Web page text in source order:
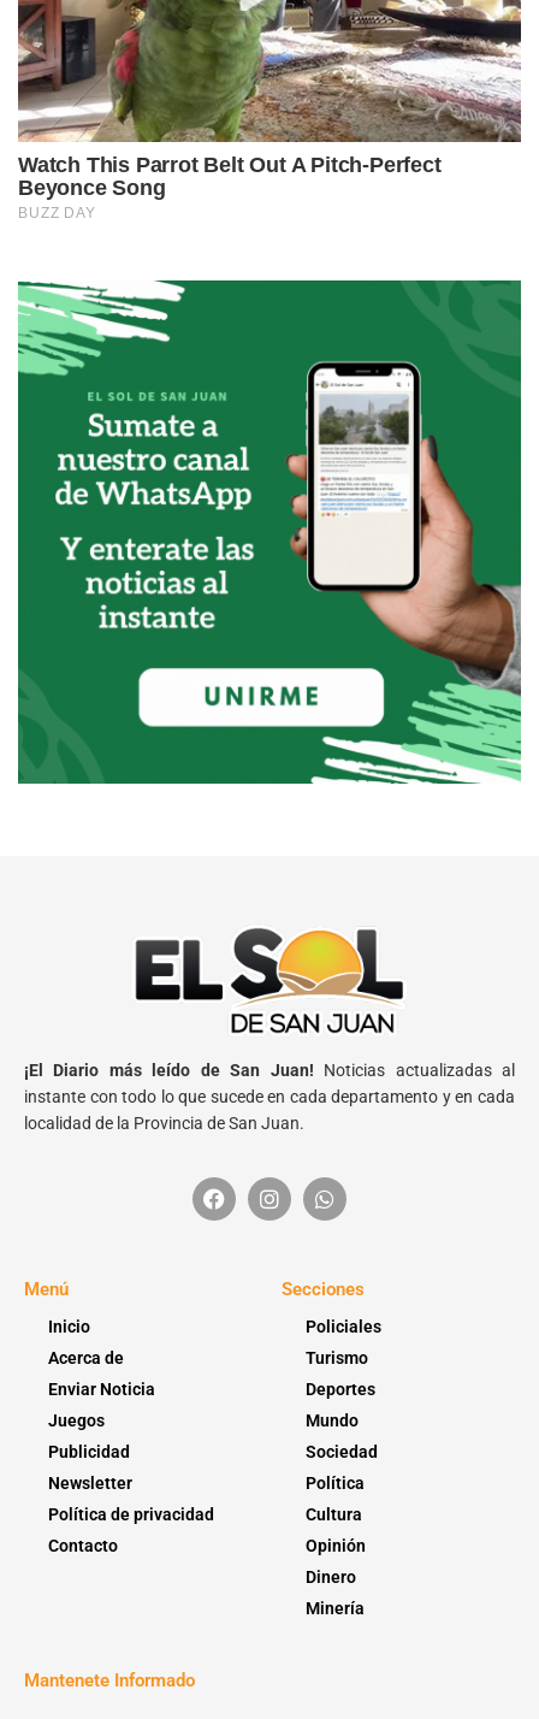
¡El Diario más leído de San Juan! Noticias actualizadas al
instante con todo lo que sucede en cada departamento y en cada
localidad de la Provincia de San Juan.
Menú
Inicio
Acerca de
Enviar Noticia
Juegos
Publicidad
Newsletter
Política de privacidad
Contacto
Secciones
Policiales
Turismo
Deportes
Mundo
Sociedad
Política
Cultura
Opinión
Dinero
Minería
Mantenete Informado